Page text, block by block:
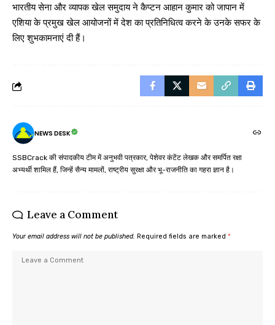
भारतीय सेना और व्यापक खेल समुदाय ने कैप्टन आहान कुमार को जापान में
एशिया के प्रमुख खेल आयोजनों में देश का प्रतिनिधित्व करने के उनके सफर के
लिए शुभकामनाएं दी हैं।
NEWS DESK
SSBCrack की संपादकीय टीम में अनुभवी पत्रकार, पेशेवर कंटेंट लेखक और समर्पित रक्षा
अभ्यर्थी शामिल हैं, जिन्हें सैन्य मामलों, राष्ट्रीय सुरक्षा और भू-राजनीति का गहरा ज्ञान है।
Leave a Comment
Your email address will not be published. Required fields are marked *